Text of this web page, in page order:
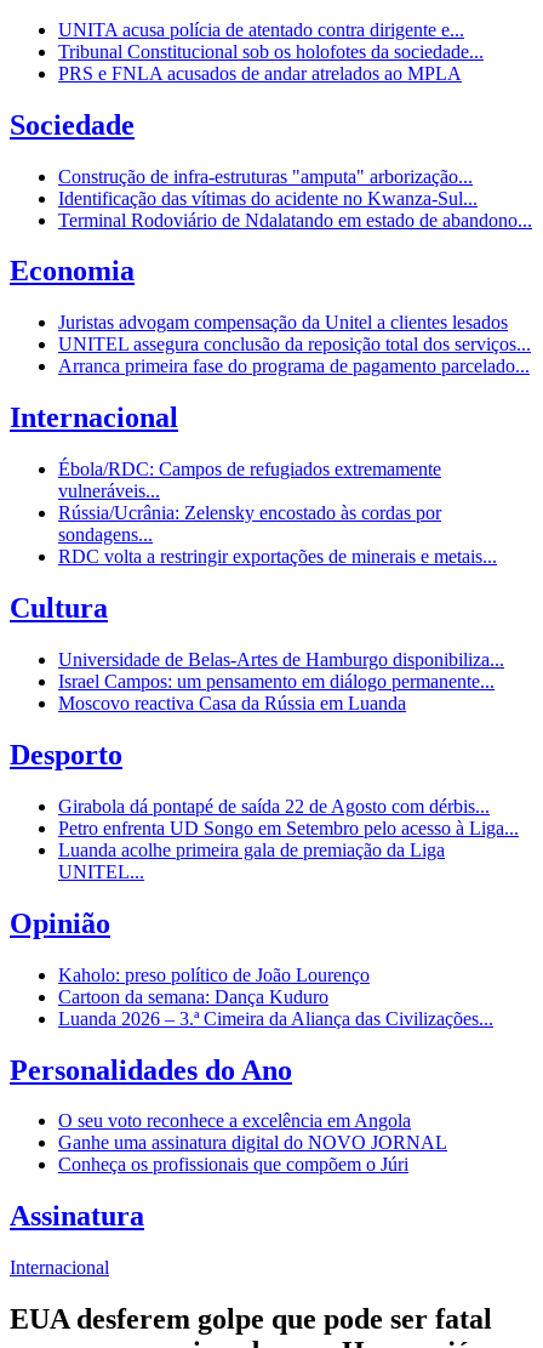
UNITA acusa polícia de atentado contra dirigente e...
Tribunal Constitucional sob os holofotes da sociedade...
PRS e FNLA acusados de andar atrelados ao MPLA
Sociedade
Construção de infra-estruturas "amputa" arborização...
Identificação das vítimas do acidente no Kwanza-Sul...
Terminal Rodoviário de Ndalatando em estado de abandono...
Economia
Juristas advogam compensação da Unitel a clientes lesados
UNITEL assegura conclusão da reposição total dos serviços...
Arranca primeira fase do programa de pagamento parcelado...
Internacional
Ébola/RDC: Campos de refugiados extremamente
vulneráveis...
Rússia/Ucrânia: Zelensky encostado às cordas por
sondagens...
RDC volta a restringir exportações de minerais e metais...
Cultura
Universidade de Belas-Artes de Hamburgo disponibiliza...
Israel Campos: um pensamento em diálogo permanente...
Moscovo reactiva Casa da Rússia em Luanda
Desporto
Girabola dá pontapé de saída 22 de Agosto com dérbis...
Petro enfrenta UD Songo em Setembro pelo acesso à Liga...
Luanda acolhe primeira gala de premiação da Liga
UNITEL...
Opinião
Kaholo: preso político de João Lourenço
Cartoon da semana: Dança Kuduro
Luanda 2026 – 3.ª Cimeira da Aliança das Civilizações...
Personalidades do Ano
O seu voto reconhece a excelência em Angola
Ganhe uma assinatura digital do NOVO JORNAL
Conheça os profissionais que compõem o Júri
Assinatura
Internacional
EUA desferem golpe que pode ser fatal